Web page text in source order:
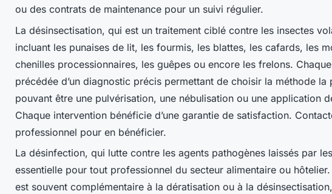
ou des contrats de maintenance pour un suivi régulier.
La désinsectisation, qui est un traitement ciblé contre les insectes
incluant les punaises de lit, les fourmis, les blattes, les cafards, les
chenilles processionnaires, les guêpes ou encore les frelons.
précédée d’un diagnostic précis permettant de choisir la méthode la
pouvant être une pulvérisation, une nébulisation ou une application
Chaque intervention bénéficie d’une garantie de satisfaction.
professionnel pour en bénéficier.
La désinfection, qui lutte contre les agents pathogènes laissés par
essentielle pour tout professionnel du secteur alimentaire ou
est souvent complémentaire à la dératisation ou à la